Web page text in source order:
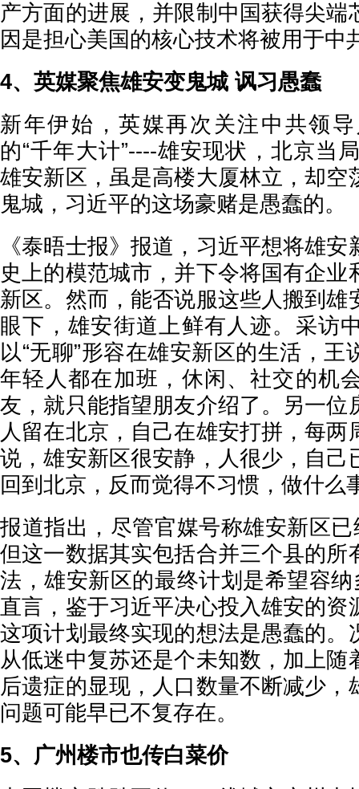
产方面的进展，并限制中国获得尖端
因是担心美国的核心技术将被用于中
4、英媒聚焦雄安变鬼城 讽习愚蠢
新年伊始，英媒再次关注中共领
的“千年大计”----雄安现状，北京当
雄安新区，虽是高楼大厦林立，却空
鬼城，习近平的这场豪赌是愚蠢的。
《泰晤士报》报道，习近平想将雄
史上的模范城市，并下令将国有企业
新区。然而，能否说服这些人搬到雄
眼下，雄安街道上鲜有人迹。采访
以“无聊”形容在雄安新区的生活，王
年轻人都在加班，休闲、社交的机
友，就只能指望朋友介绍了。另一位
人留在北京，自己在雄安打拼，每两
说，雄安新区很安静，人很少，自己
回到北京，反而觉得不习惯，做什么
报道指出，尽管官媒号称雄安新区
但这一数据其实包括合并三个县的所
法，雄安新区的最终计划是希望容
直言，鉴于习近平决心投入雄安的资
这项计划最终实现的想法是愚蠢的。
从低迷中复苏还是个未知数，加上随
后遗症的显现，人口数量不断减少，
问题可能早已不复存在。
5、广州楼市也传白菜价